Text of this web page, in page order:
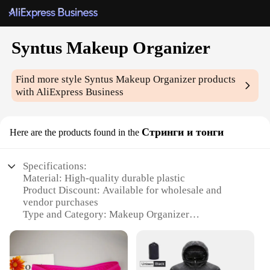
Syntus Makeup Organizer
Find more style Syntus Makeup Organizer products
with AliExpress Business
Here are the products found in the Стринги и тонги
Specifications:
Material: High-quality durable plastic
Product Discount: Available for wholesale and
vendor purchases
Type and Category: Makeup Organizer
stylish string and tanga appearance
Usage and Purpose: Ideal for organizing and storing
makeup products